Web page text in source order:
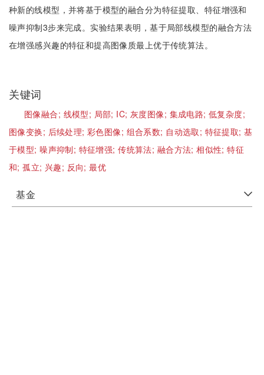
种新的线模型，并将基于模型的融合分为特征提取、特征增强和
噪声抑制3步来完成。实验结果表明，基于局部线模型的融合方法
在增强感兴趣的特征和提高图像质最上优于传统算法。
关键词
图像融合; 线模型; 局部; IC;灰度图像; 集成电路;低复杂度;
图像变换; 后续处理;彩色图像; 组合系数; 自动选取; 特征提取;基
于模型;噪声抑制; 特征增强;传统算法; 融合方法;相似性;特征
和;孤立; 兴趣; 反向;最优
基金